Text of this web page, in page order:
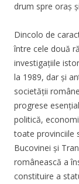
drum spre oraș
Dincolo de
între cele două
investigațiile
la 1989, dar și
societății
progrese
politică,
toate provinciile
Bucovinei și
românească a
constituire a